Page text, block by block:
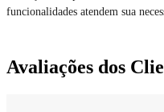
funcionalidades atendem sua
Avaliações dos